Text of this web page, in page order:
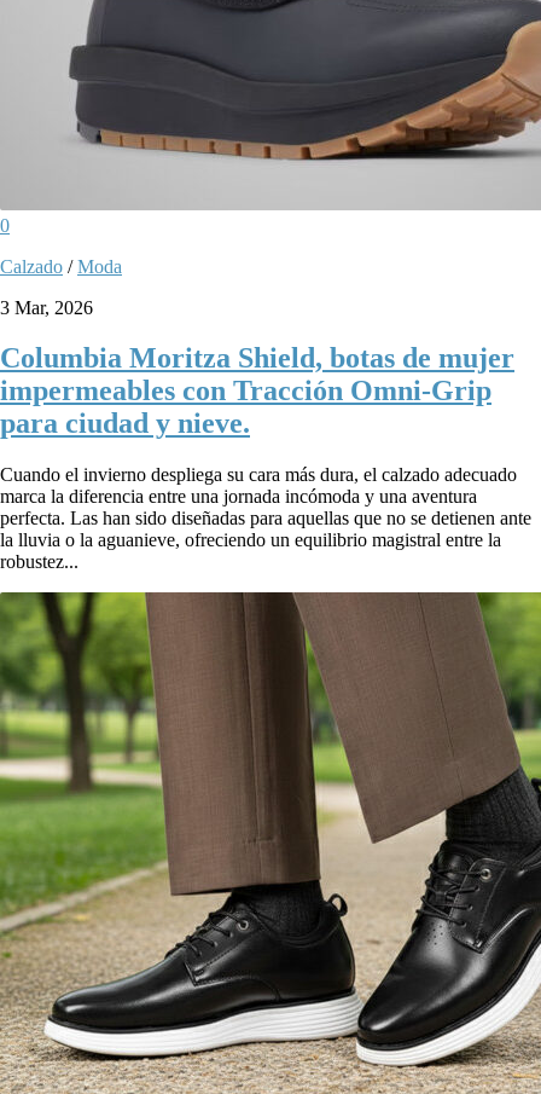
0
Calzado /Moda
3 Mar, 2026
Columbia Moritza Shield, botas de mujer
impermeables con Tracción Omni-Grip
para ciudad y nieve.
Cuando el invierno despliega su cara más dura, el calzado adecuado
marca la diferencia entre una jornada incómoda y una aventura
perfecta. Las han sido diseñadas para aquellas que no se detienen ante
la lluvia o la aguanieve, ofreciendo un equilibrio magistral entre la
robustez...